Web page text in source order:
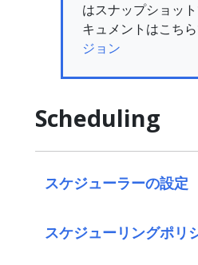
はスナップショッ
キュメントはこち
ジョン
Scheduling
スケジューラーの設定
スケジューリングポリ